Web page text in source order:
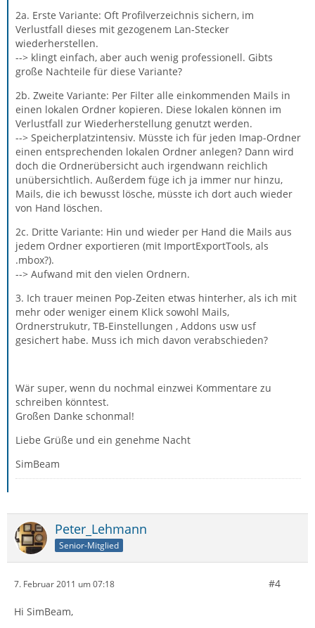
2a. Erste Variante: Oft Profilverzeichnis sichern, im
Verlustfall dieses mit gezogenem Lan-Stecker
wiederherstellen.
--> klingt einfach, aber auch wenig professionell. Gibts
große Nachteile für diese Variante?
2b. Zweite Variante: Per Filter alle einkommenden Mails in
einen lokalen Ordner kopieren. Diese lokalen können im
Verlustfall zur Wiederherstellung genutzt werden.
--> Speicherplatzintensiv. Müsste ich für jeden Imap-Ordner
einen entsprechenden lokalen Ordner anlegen? Dann wird
doch die Ordnerübersicht auch irgendwann reichlich
unübersichtlich. Außerdem füge ich ja immer nur hinzu,
Mails, die ich bewusst lösche, müsste ich dort auch wieder
von Hand löschen.
2c. Dritte Variante: Hin und wieder per Hand die Mails aus
jedem Ordner exportieren (mit ImportExportTools, als
.mbox?).
--> Aufwand mit den vielen Ordnern.
3. Ich trauer meinen Pop-Zeiten etwas hinterher, als ich mit
mehr oder weniger einem Klick sowohl Mails,
Ordnerstrukutr, TB-Einstellungen , Addons usw usf
gesichert habe. Muss ich mich davon verabschieden?
Wär super, wenn du nochmal einzwei Kommentare zu
schreiben könntest.
Großen Danke schonmal!
Liebe Grüße und ein genehme Nacht
SimBeam
Peter_Lehmann
Senior-Mitglied
7. Februar 2011 um 07:18 #4
Hi SimBeam,